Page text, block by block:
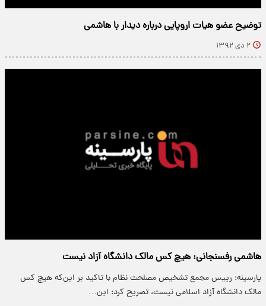
توضیح عضو هیات اروپایی درباره دیدار با هاشمی
۲ دی ۱۳۹۲
هاشمی رفسنجانی: هیچ کس مالک دانشگاه آزاد نیست
پارسینه: رییس مجمع تشخیص مصلحت نظام با تاکید بر این‌که هیچ کس
مالک دانشگاه آزاد اسلامی نیست، تصریح کرد: این…